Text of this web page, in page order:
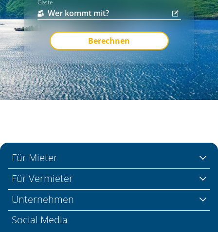
Gäste
Berechnen
Für Mieter
Für Vermieter
Unternehmen
Social Media